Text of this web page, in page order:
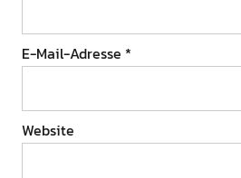
E-Mail-Adresse *
Website